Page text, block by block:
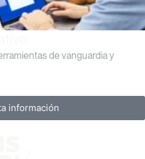
de vanguardia y
información